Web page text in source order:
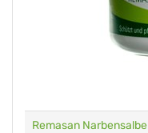
Remasan Narbensalbe